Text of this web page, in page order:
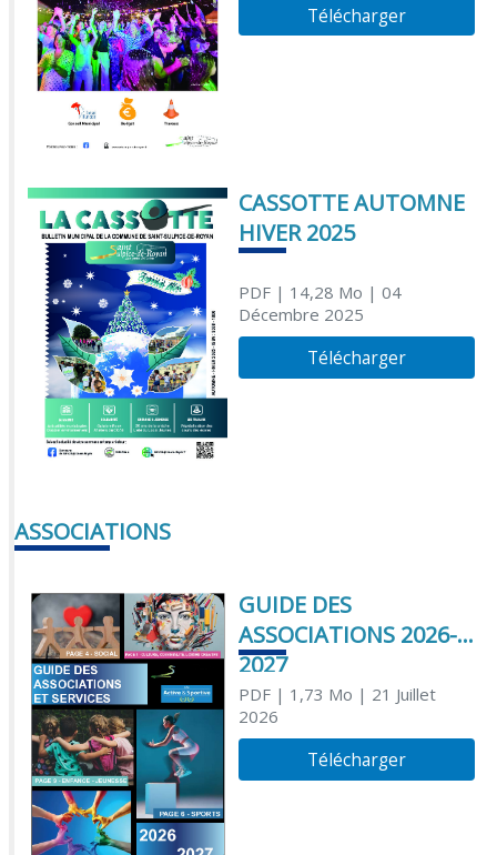
Télécharger
CASSOTTE AUTOMNE
HIVER 2025
PDF| 14,28 Mo | 04
Décembre 2025
Télécharger
ASSOCIATIONS
GUIDE DES
ASSOCIATIONS 2026-
2027
PDF| 1,73 Mo | 21 Juillet
2026
Télécharger